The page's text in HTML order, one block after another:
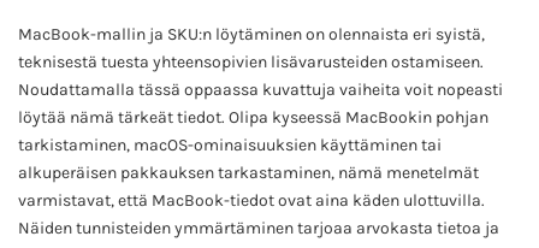
MacBook-mallin ja SKU:n löytäminen on olennaista eri syistä,
teknisestä tuesta yhteensopivien lisävarusteiden ostamiseen.
Noudattamalla tässä oppaassa kuvattuja vaiheita voit nopeasti
löytää nämä tärkeät tiedot. Olipa kyseessä MacBookin pohjan
tarkistaminen, macOS-ominaisuuksien käyttäminen tai
alkuperäisen pakkauksen tarkastaminen, nämä menetelmät
varmistavat, että MacBook-tiedot ovat aina käden ulottuvilla.
Näiden tunnisteiden ymmärtäminen tarjoaa arvokasta tietoa ja